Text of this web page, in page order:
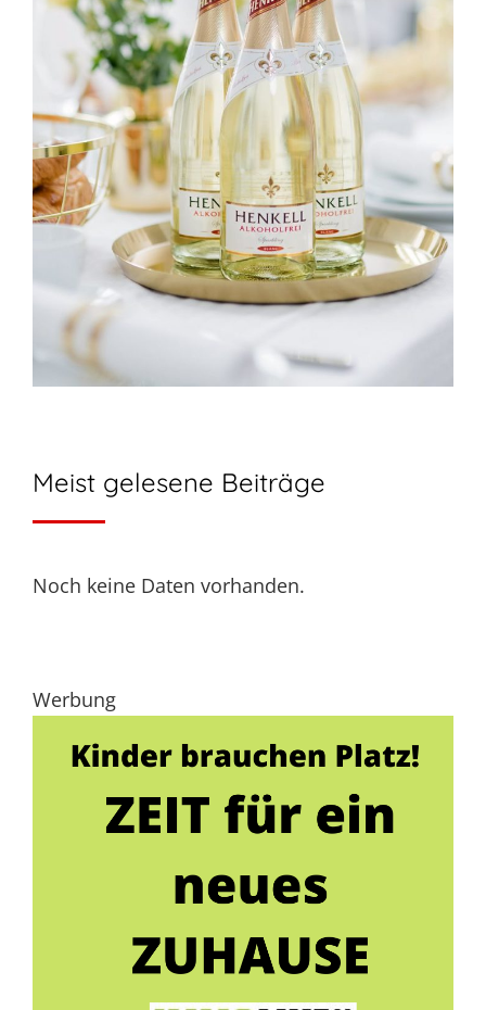
Meist gelesene Beiträge
Noch keine Daten vorhanden.
Werbung